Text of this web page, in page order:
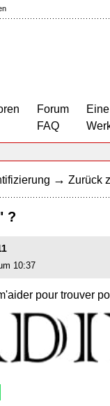
Forum
FAQ
→ Zurück
?
10:37
pour trouver